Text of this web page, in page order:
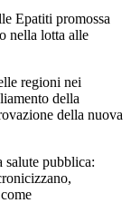
Epatiti promossa
nella lotta alle
regioni nei
della
della nuova
salute pubblica: